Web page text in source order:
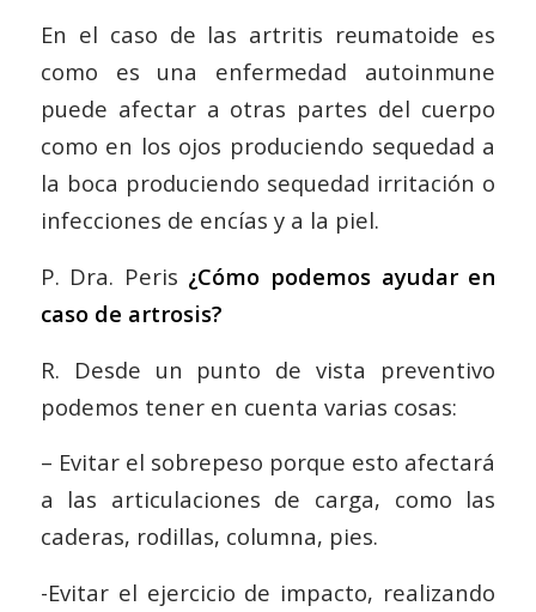
En el caso de las artritis reumatoide es
como es una enfermedad autoinmune
puede afectar a otras partes del cuerpo
como en los ojos produciendo sequedad a
la boca produciendo sequedad irritación o
infecciones de encías y a la piel.
P. Dra. Peris ¿Cómo podemos ayudar en
caso de artrosis?
R. Desde un punto de vista preventivo
podemos tener en cuenta varias cosas:
– Evitar el sobrepeso porque esto afectará
a las articulaciones de carga, como las
caderas, rodillas, columna, pies.
-Evitar el ejercicio de impacto, realizando